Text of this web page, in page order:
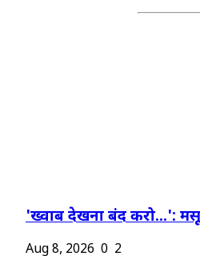
'ख्वाब देखना बंद करो...':
Aug 8, 2026 0 2